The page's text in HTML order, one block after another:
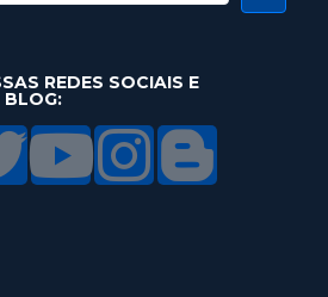
REDES SOCIAIS E
BLOG: